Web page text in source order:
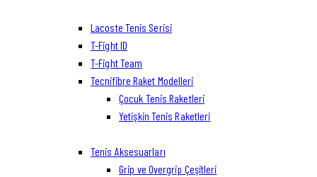
Lacoste Tenis Serisi
T-Fight ID
T-Fight Team
Tecnifibre Raket Modelleri
Çocuk Tenis Raketleri
Yetişkin Tenis Raketleri
Tenis Aksesuarları
Grip ve Overgrip Çeşitleri